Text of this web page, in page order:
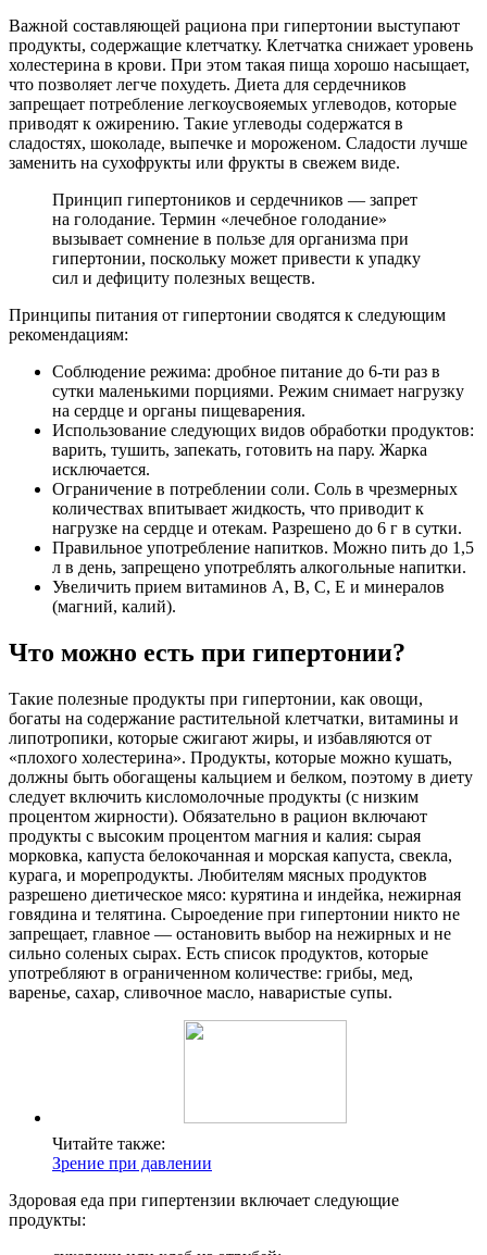
Важной составляющей рациона при гипертонии выступают
продукты, содержащие клетчатку. Клетчатка снижает уровень
холестерина в крови. При этом такая пища хорошо насыщает,
что позволяет легче похудеть. Диета для сердечников
запрещает потребление легкоусвояемых углеводов, которые
приводят к ожирению. Такие углеводы содержатся в
сладостях, шоколаде, выпечке и мороженом. Сладости лучше
заменить на сухофрукты или фрукты в свежем виде.
Принцип гипертоников и сердечников — запрет
на голодание. Термин «лечебное голодание»
вызывает сомнение в пользе для организма при
гипертонии, поскольку может привести к упадку
сил и дефициту полезных веществ.
Принципы питания от гипертонии сводятся к следующим
рекомендациям:
Соблюдение режима: дробное питание до 6-ти раз в
сутки маленькими порциями. Режим снимает нагрузку
на сердце и органы пищеварения.
Использование следующих видов обработки продуктов:
варить, тушить, запекать, готовить на пару. Жарка
исключается.
Ограничение в потреблении соли. Соль в чрезмерных
количествах впитывает жидкость, что приводит к
нагрузке на сердце и отекам. Разрешено до 6 г в сутки.
Правильное употребление напитков. Можно пить до 1,5
л в день, запрещено употреблять алкогольные напитки.
Увеличить прием витаминов А, В, С, Е и минералов
(магний, калий).
Что можно есть при гипертонии?
Такие полезные продукты при гипертонии, как овощи,
богаты на содержание растительной клетчатки, витамины и
липотропики, которые сжигают жиры, и избавляются от
«плохого холестерина». Продукты, которые можно кушать,
должны быть обогащены кальцием и белком, поэтому в диету
следует включить кисломолочные продукты (с низким
процентом жирности). Обязательно в рацион включают
продукты с высоким процентом магния и калия: сырая
морковка, капуста белокочанная и морская капуста, свекла,
курага, и морепродукты. Любителям мясных продуктов
разрешено диетическое мясо: курятина и индейка, нежирная
говядина и телятина. Сыроедение при гипертонии никто не
запрещает, главное — остановить выбор на нежирных и не
сильно соленых сырах. Есть список продуктов, которые
употребляют в ограниченном количестве: грибы, мед,
варенье, сахар, сливочное масло, наваристые супы.
Читайте также:
Зрение при давлении
Здоровая еда при гипертензии включает следующие
продукты: